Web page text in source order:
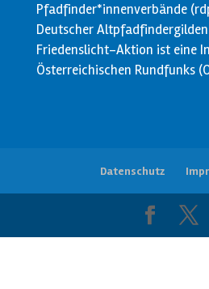
Pfadfinder*innenverbände
Deutscher Altpfadfindergilden
Friedenslicht-Aktion ist eine
Österreichischen Rundfunks
Datenschutz